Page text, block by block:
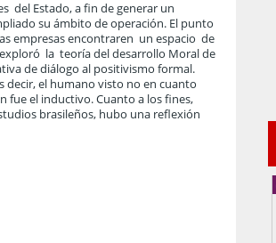
del Estado, a fin de generar un
su ámbito de operación. El punto
empresas encontraren un espacio de
la teoría del desarrollo Moral de
de diálogo al positivismo formal.
decir, el humano visto no en cuanto
fue el inductivo. Cuanto a los fines,
brasileños, hubo una reflexión